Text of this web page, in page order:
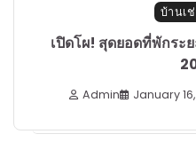
บ้านเ
เปิดโผ! สุดยอดที่พักระ
Admin January